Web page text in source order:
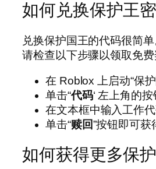
如何兑换保护王
兑换保护国王的代码很简单
请检查以下步骤以领取免费
在 Roblox 上启动“保护
单击“代码‘ 左上角的按
在文本框中输入工作代
单击“赎回”按钮即可获
如何获得更多保